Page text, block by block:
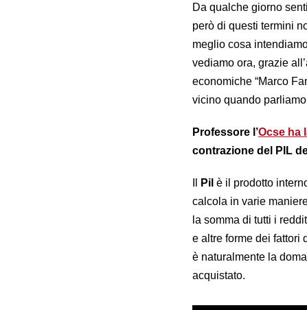
Da qualche giorno
però di questi termini
meglio cosa
vediamo ora, grazie
economiche “Marco
vicino quando
Professore l’Ocse ha
contrazione del PIL
Pil è il prodotto
calcola in varie
la somma di tutti i
e altre forme dei fattori
è naturalmente la
acquistato.